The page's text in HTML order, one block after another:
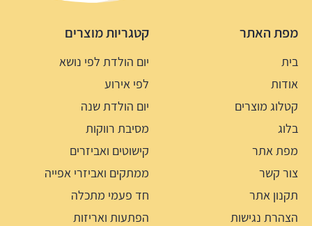
מפת האתר
בית
אודות
קטלוג מוצרים
בלוג
מפת אתר
צור קשר
תקנון אתר
הצהרת נגישות
קטגריות מוצרים
יום הולדת לפי נושא
לפי אירוע
יום הולדת שנה
מסיבת רווקות
קישוטים ואביזרים
ממתקים ואביזרי אפייה
חד פעמי מתכלה
הפתעות ואריזות